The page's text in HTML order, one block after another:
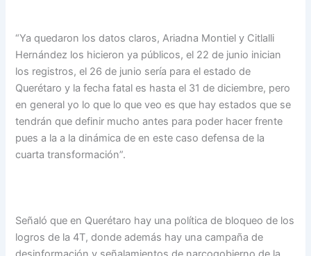
“Ya quedaron los datos claros, Ariadna Montiel y Citlalli
Hernández los hicieron ya públicos, el 22 de junio inician
los registros, el 26 de junio sería para el estado de
Querétaro y la fecha fatal es hasta el 31 de diciembre, pero
en general yo lo que lo que veo es que hay estados que se
tendrán que definir mucho antes para poder hacer frente
pues a la a la dinámica de en este caso defensa de la
cuarta transformación”.
Señaló que en Querétaro hay una política de bloqueo de los
logros de la 4T, donde además hay una campaña de